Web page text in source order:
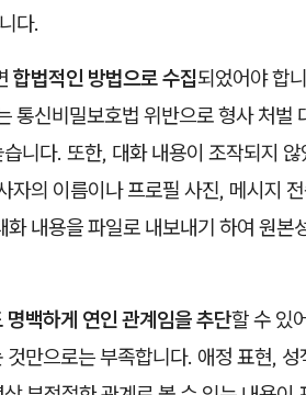
다.
합법적인 방법으로 수집되었어야 합
통신비밀보호법 위반으로 형사 처벌
니다. 또한, 대화 내용이 조작되지
자의 이름이나 프로필 사진, 메시지
내용을 파일로 내보내기 하여 원본
명백하게 연인 관계임을 추단할 수 있
만으로는 부족합니다. 애정 표현, 성